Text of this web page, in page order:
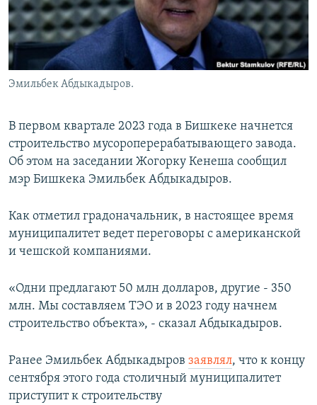
Эмильбек Абдыкадыров.
В первом квартале 2023 года в Бишкеке начнется
строительство мусороперерабатывающего завода.
Об этом на заседании Жогорку Кенеша сообщил
мэр Бишкека Эмильбек Абдыкадыров.
Как отметил градоначальник, в настоящее время
муниципалитет ведет переговоры с американской
и чешской компаниями.
«Одни предлагают 50 млн долларов, другие - 350
млн. Мы составляем ТЭО и в 2023 году начнем
строительство объекта», - сказал Абдыкадыров.
Ранее Эмильбек Абдыкадыров заявлял, что к концу
сентября этого года столичный муниципалитет
приступит к строительству